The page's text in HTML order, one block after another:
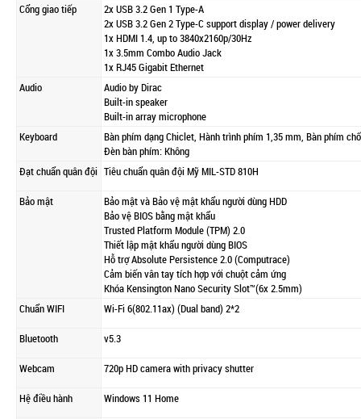
Cổng giao tiếp
2x USB 3.2 Gen 1 Type-A
2x USB 3.2 Gen 2 Type-C support display / power delivery
1x HDMI 1.4, up to 3840x2160p/30Hz
1x 3.5mm Combo Audio Jack
1x RJ45 Gigabit Ethernet
Audio
Audio by Dirac
Built-in speaker
Built-in array microphone
Keyboard
Bàn phím dạng Chiclet, Hành trình phím 1,35 mm, Bàn phím
Đèn bàn phím: Không
Đạt chuẩn quân đội Tiêu chuẩn quân đội Mỹ MIL-STD 810H
Bảo mật
Bảo mật và Bảo vệ mật khẩu người dùng HDD
Bảo vệ BIOS bằng mật khẩu
Trusted Platform Module (TPM) 2.0
Thiết lập mật khẩu người dùng BIOS
Hỗ trợ Absolute Persistence 2.0 (Computrace)
Cảm biến vân tay tích hợp với chuột cảm ứng
Khóa Kensington Nano Security Slot™(6x 2.5mm)
Chuẩn WIFI
Wi-Fi 6(802.11ax) (Dual band) 2*2
Bluetooth v5.3
Webcam 720p HD camera with privacy shutter
Hệ điều hành Windows 11 Home